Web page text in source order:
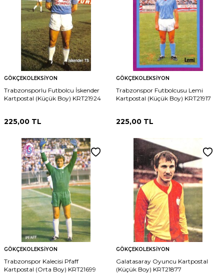
GÖKÇEKOLEKSIYON
Trabzonsporlu Futbolcu İskender
Kartpostal (Küçük Boy) KRT21924
225,00 TL
GÖKÇEKOLEKSIYON
Trabzonspor Futbolcusu Lemi
Kartpostal (Küçük Boy) KRT21917
225,00 TL
GÖKÇEKOLEKSIYON
Trabzonspor Kalecisi Pfaff
Kartpostal (Orta Boy) KRT21699
GÖKÇEKOLEKSIYON
Galatasaray Oyuncu Kartpostal
(Küçük Boy) KRT21877